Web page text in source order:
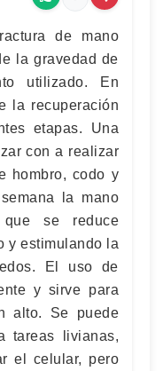
de mano
la gravedad de
utilizado. En
la recuperación
etapas. Una
con a realizar
hombro, codo y
la mano
se reduce
y estimulando la
El uso de
y sirve para
alto. Se puede
tareas livianas,
el celular, pero